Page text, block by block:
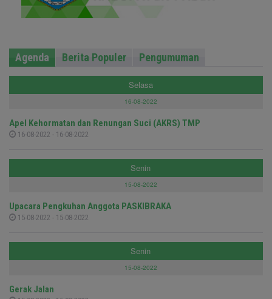
Agenda Berita Populer Pengumuman
Selasa
16-08-2022
Apel Kehormatan dan Renungan Suci (AKRS) TMP
16-08-2022 - 16-08-2022
Senin
15-08-2022
Upacara Pengkuhan Anggota PASKIBRAKA
15-08-2022 - 15-08-2022
Senin
15-08-2022
Gerak Jalan